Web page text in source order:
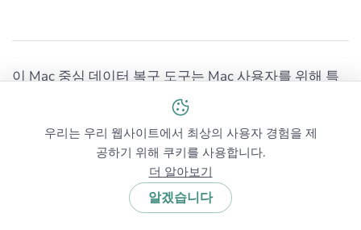
이 Mac 중심 데이터 복구 도구는 Mac 사용자를 위해 특
별히 설계된 소프트웨어를 선호하는 macOS 사용자들
사이에서 꾸준히 인기를 얻고 있습니다. 많은 크로스 플
랫폼 솔루션과 달리, iBoysoft는 처음부터 Mac을 위해 개
발되어 APFS, HFS+, exFAT 및 FAT32 파일 시스템과 완
벽하게 호환됩니다. 또한 macOS Tahoe 및 이전 버전에
우리는 우리 웹사이트에서 최상의 사용자 경험을 제
공하기 위해 쿠키를 사용합니다.
더 알아보기
알겠습니다